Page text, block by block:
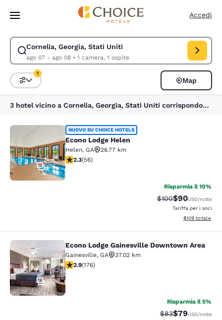
Vai A Contenuto Principale
Accedi
Cornelia, Georgia, Stati Uniti
ago 07 - ago 08• 1 camera, 1 ospite
Modifica la ricerca per Cornelia, Georgia, Stati Uniti. Data di check-in
Ordina e filtra
1
Map
3 hotel vicino a Cornelia, Georgia, Stati Uniti corrispondono ai tuoi filtri
Econo Lodge Helen
36
NUOVO SU CHOICE HOTELS
Econo Lodge Helen
Helen, GA
26.77 km
Valutazione di 2.34 stelle. Discreto. 56 recensioni
2.3(56)
Risparmia il 10%
Tariffa di
$100Tariffa
$90USD/notte
Tariffa per i soci
Visualizza i
$109 totale
Econo Lodge Gainesville Downtown
37
Econo Lodge Gainesville Downtown Area
Gainesville, GA
37.02 km
Valutazione di 2.86 stelle. Discreto. 176 recensioni
2.9(176)
Risparmia il 5%
Tariffa di
$83Tariffa
$79USD/notte